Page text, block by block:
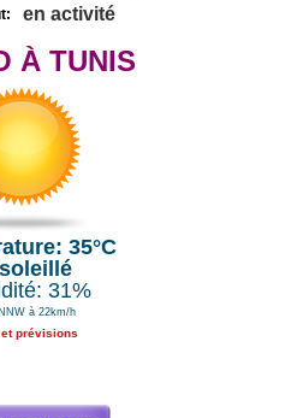
en activité
À TUNIS
35°C
31%
à 22km/h
prévisions